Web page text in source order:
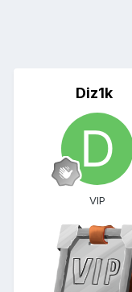
Diz1k
VIP